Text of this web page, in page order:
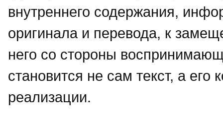
внутреннего содержания,
оригинала и перевода, к
него со стороны
становится не сам текст, а
реализации.